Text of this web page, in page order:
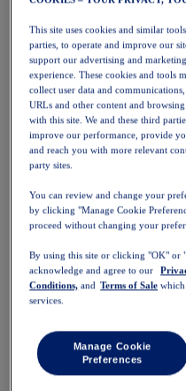
NOVABLAST™
Naiset
Uutuudet
Kengät
Juoksu
Polkujuoksu
This site uses cookies and similar
parties, to operate and improve our
support our advertising and
experience. These cookies and tools
collect user data and
URLs and other content and
with this site. We and these third
improve our performance, provide
and reach you with more relevant
party sites.
You can review and change your
by clicking "Manage Cookie
proceed without changing your
By using this site or clicking "OK" or
acknowledge and agree to our
Conditions, and Terms of Sale
services.
Manage Cookie
Preferences